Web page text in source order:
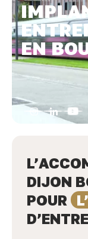
EN
DIJON
POUR